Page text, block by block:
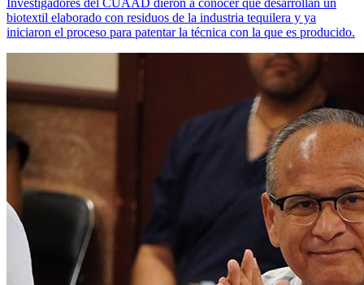
biotextil elaborado con residuos de la industria tequilera y ya
iniciaron el proceso para patentar la técnica con la que es producido.